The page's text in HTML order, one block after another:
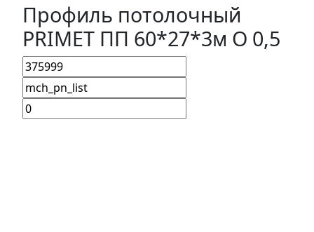
Профиль потолочный
PRIMET ПП 60*27*3м O 0,5